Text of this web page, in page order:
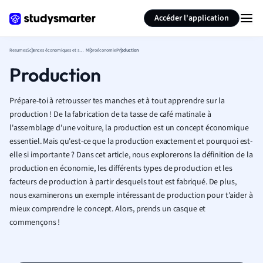
Accéder l'application
Resumes Sciences économiques et sociales MicroéconomieProduction
Production
Prépare-toi à retrousser tes manches et à tout apprendre sur la
production ! De la fabrication de ta tasse de café matinale à
l'assemblage d'une voiture, la production est un concept économique
essentiel. Mais qu'est-ce que la production exactement et pourquoi est-
elle si importante ? Dans cet article, nous explorerons la définition de la
production en économie, les différents types de production et les
facteurs de production à partir desquels tout est fabriqué. De plus,
nous examinerons un exemple intéressant de production pour t'aider à
mieux comprendre le concept. Alors, prends un casque et
commençons !
Résumer la page